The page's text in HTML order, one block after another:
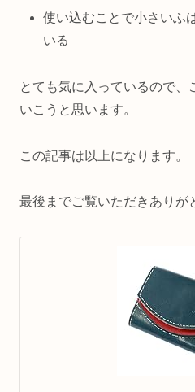
使い込むことで小さいふ
いる
とても気に入っているので、
いこうと思います。
この記事は以上になります。
最後までご覧いただきありが